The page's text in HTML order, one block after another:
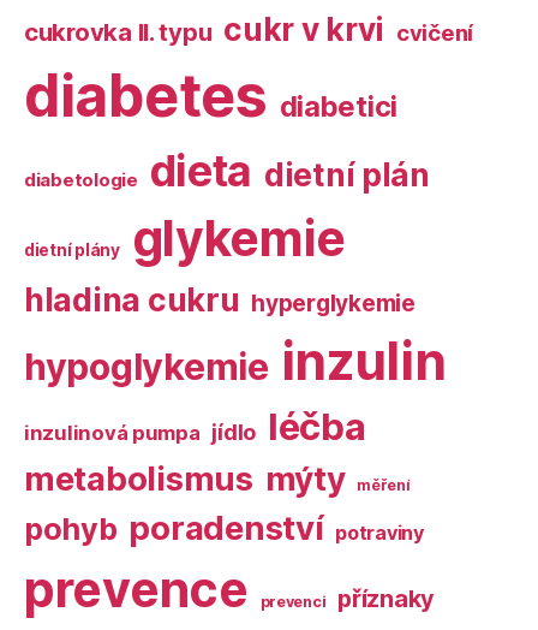
cukrovka II. typu cukr v krvi cvičení
diabetes diabetici
diabetologie dieta dietní plán
dietní plány glykemie
hladina cukru hyperglykemie
hypoglykemie inzulin
inzulinová pumpa jídlo léčba
metabolismus mýty měření
pohyb poradenství potraviny
prevence prevenci příznaky